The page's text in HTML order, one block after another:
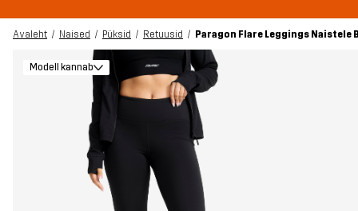
Avaleht Naised Püksid Retuusid Paragon Flare Leggings Naistele
Modell kannab